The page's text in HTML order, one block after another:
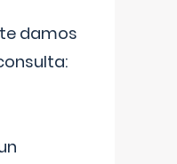
damos